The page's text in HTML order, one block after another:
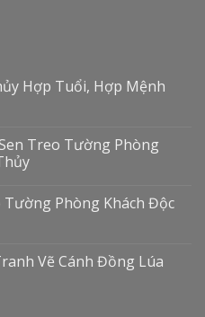
Hợp Tuổi, Hợp Mệnh
Treo Tường Phòng
Phòng Khách Độc
Vẽ Cánh Đồng Lúa